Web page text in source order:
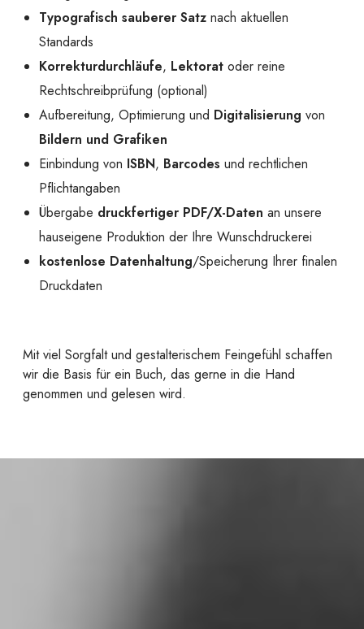
Typografisch sauberer Satz nach aktuellen
Standards
Korrekturdurchläufe, Lektorat oder reine
Rechtschreibprüfung (optional)
Aufbereitung, Optimierung und Digitalisierung von
Bildern und Grafiken
Einbindung von ISBN, Barcodes und rechtlichen
Pflichtangaben
Übergabe druckfertiger PDF/X-Daten an unsere
hauseigene Produktion der Ihre Wunschdruckerei
kostenlose Datenhaltung/Speicherung Ihrer finalen
Druckdaten
Mit viel Sorgfalt und gestalterischem Feingefühl schaffen
wir die Basis für ein Buch, das gerne in die Hand
genommen und gelesen wird.